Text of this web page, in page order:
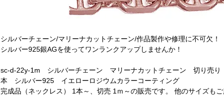
シルバーチェーン/マリーナカットチェーン/作品製作や修理に不可欠！
シルバー925銀AGを使ってワンランクアップしませんか！
sc-d-22y-1m シルバーチェーン マリーナカットチェーン 切り
本 シルバー925 イエローロジウムカラーコーティング
完成品（ネックレス） 1本～、切売 1ｍ～の販売です。 他のサイズも